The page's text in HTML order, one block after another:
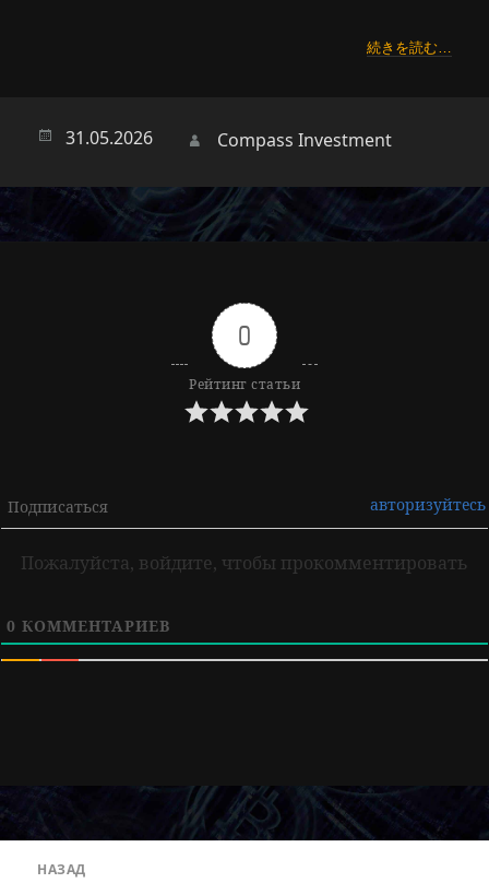
続きを読む…
31.05.2026 Автор
Compass Investment
0
Рейтинг статьи
Подписаться авторизуйтесь
Пожалуйста, войдите, чтобы прокомментировать
0 КОММЕНТАРИЕВ
НАЗАД